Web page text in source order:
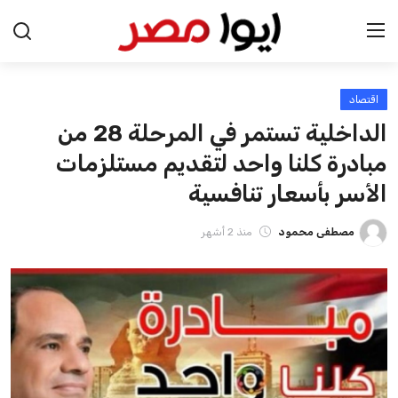
الرئيسية
اخبار مصر
عرب وعالم
اقتصاد
اخبار الرياضة
منوعات
فن وثقافة
اقتصاد
الداخلية تستمر في المرحلة 28 من
مبادرة كلنا واحد لتقديم مستلزمات
الأسر بأسعار تنافسية
مصطفى محمود منذ 2 أشهر